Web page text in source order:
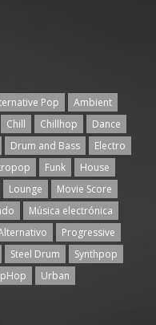
Pop
Ambient
Chill Chillhop
Dance
Drum and Bass
Electro
Funk
House
Lounge
Movie Score
Música electrónica
Progressive
Steel Drum
Synthpop
Urban